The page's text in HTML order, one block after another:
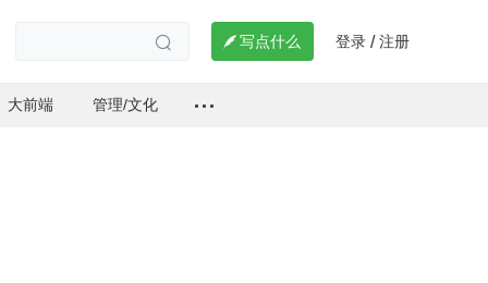
  写点什么 登录 / 注册
大前端 管理/文化